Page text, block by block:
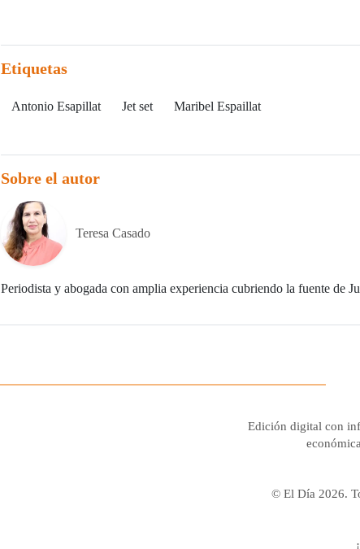
Etiquetas
Antonio Esapillat Jet set Maribel Espaillat
Sobre el autor
Teresa Casado
Periodista y abogada con amplia experiencia cubriendo la fuente de
Edición digital con
© El Día 2026.